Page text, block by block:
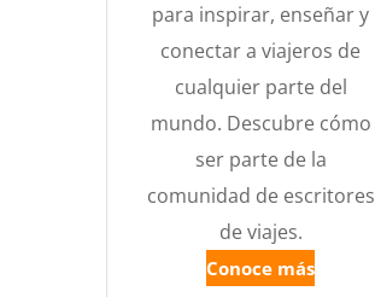
para inspirar, enseñar y
conectar a viajeros de
cualquier parte del
mundo. Descubre cómo
ser parte de la
comunidad de escritores
de viajes.
Conoce más